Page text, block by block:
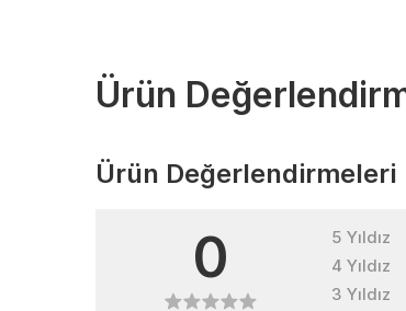
Ürün
Ürün Değerlendirmeleri
0 5 Yıldız
4 Yıldız
3 Yıldız